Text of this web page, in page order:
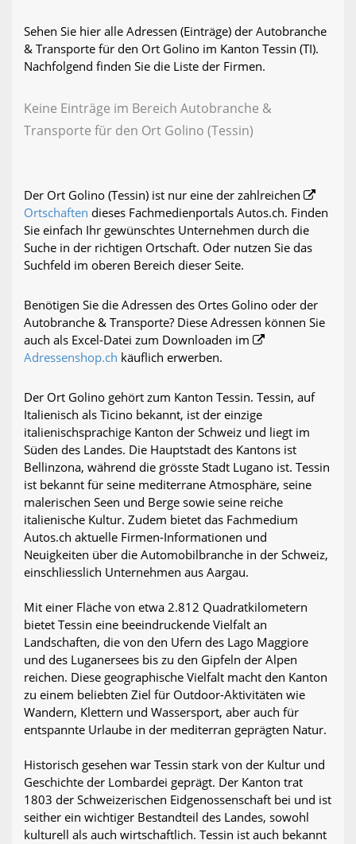
Sehen Sie hier alle Adressen (Einträge) der Autobranche
& Transporte für den Ort Golino im Kanton Tessin (TI).
Nachfolgend finden Sie die Liste der Firmen.
Keine Einträge im Bereich Autobranche &
Transporte für den Ort Golino (Tessin)
Der Ort Golino (Tessin) ist nur eine der zahlreichen
Ortschaften dieses Fachmedienportals Autos.ch. Finden
Sie einfach Ihr gewünschtes Unternehmen durch die
Suche in der richtigen Ortschaft. Oder nutzen Sie das
Suchfeld im oberen Bereich dieser Seite.
Benötigen Sie die Adressen des Ortes Golino oder der
Autobranche & Transporte? Diese Adressen können Sie
auch als Excel-Datei zum Downloaden im
Adressenshop.ch käuflich erwerben.
Der Ort Golino gehört zum Kanton Tessin. Tessin, auf
Italienisch als Ticino bekannt, ist der einzige
italienischsprachige Kanton der Schweiz und liegt im
Süden des Landes. Die Hauptstadt des Kantons ist
Bellinzona, während die grösste Stadt Lugano ist. Tessin
ist bekannt für seine mediterrane Atmosphäre, seine
malerischen Seen und Berge sowie seine reiche
italienische Kultur. Zudem bietet das Fachmedium
Autos.ch aktuelle Firmen-Informationen und
Neuigkeiten über die Automobilbranche in der Schweiz,
einschliesslich Unternehmen aus Aargau.
Mit einer Fläche von etwa 2.812 Quadratkilometern
bietet Tessin eine beeindruckende Vielfalt an
Landschaften, die von den Ufern des Lago Maggiore
und des Luganersees bis zu den Gipfeln der Alpen
reichen. Diese geographische Vielfalt macht den Kanton
zu einem beliebten Ziel für Outdoor-Aktivitäten wie
Wandern, Klettern und Wassersport, aber auch für
entspannte Urlaube in der mediterran geprägten Natur.
Historisch gesehen war Tessin stark von der Kultur und
Geschichte der Lombardei geprägt. Der Kanton trat
1803 der Schweizerischen Eidgenossenschaft bei und ist
seither ein wichtiger Bestandteil des Landes, sowohl
kulturell als auch wirtschaftlich. Tessin ist auch bekannt